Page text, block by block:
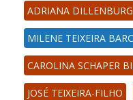
ADRIANA
MILENE TEIXEIRA
CAROLINA SCHAPER
JOSÉ TEIXEIRA-FILHO